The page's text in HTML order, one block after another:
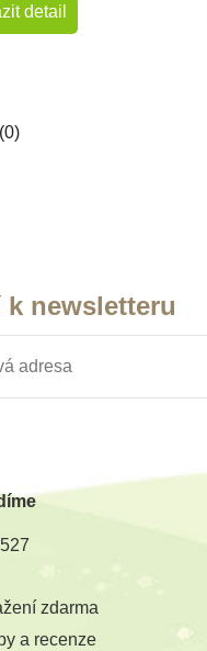
detail
newsletteru
zdarma
a recenze